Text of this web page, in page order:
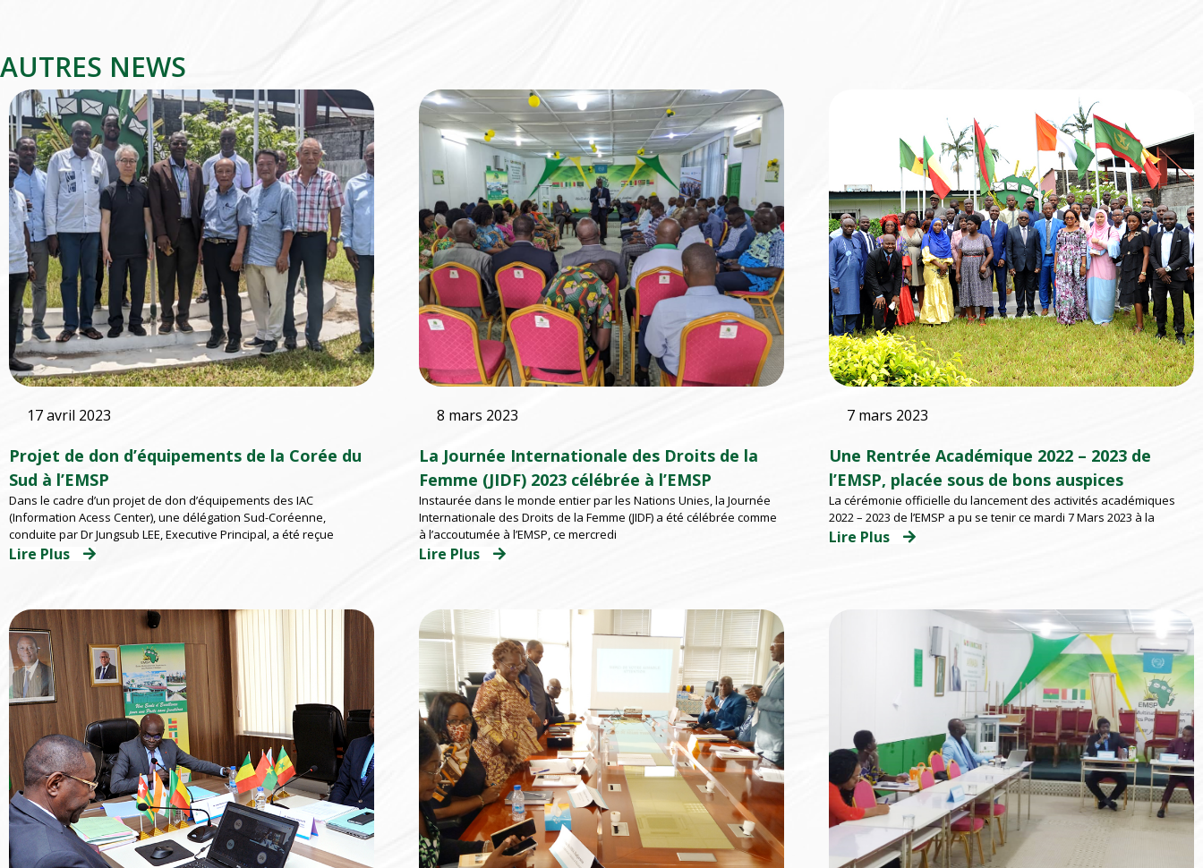
AUTRES NEWS
17 avril 2023
Projet de don d’équipements de la Corée du
Sud à l’EMSP
Dans le cadre d’un projet de don d’équipements des IAC
(Information Acess Center), une délégation Sud-Coréenne,
conduite par Dr Jungsub LEE, Executive Principal, a été reçue
Lire Plus
8 mars 2023
La Journée Internationale des Droits de la
Femme (JIDF) 2023 célébrée à l’EMSP
Instaurée dans le monde entier par les Nations Unies, la Journée
Internationale des Droits de la Femme (JIDF) a été célébrée comme
à l’accoutumée à l’EMSP, ce mercredi
Lire Plus
7 mars 2023
Une Rentrée Académique 2022 – 2023 de
l’EMSP, placée sous de bons auspices
La cérémonie officielle du lancement des activités académiques
2022 – 2023 de l’EMSP a pu se tenir ce mardi 7 Mars 2023 à la
Lire Plus